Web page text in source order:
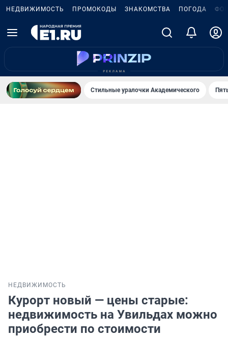
НЕДВИЖИМОСТЬ ПРОМОКОДЫ ЗНАКОМСТВА ПОГОДА
Стильные уралочки Академического
НЕДВИЖИМОСТЬ
Курорт новый — цены старые:
недвижимость на Увильдах можно
приобрести по стоимости